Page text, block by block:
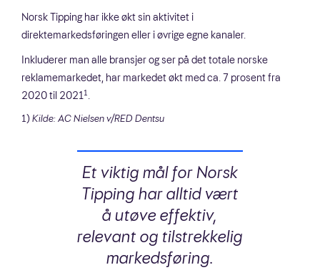
Norsk Tipping har ikke økt sin aktivitet i
direktemarkedsføringen eller i øvrige egne kanaler.
Inkluderer man alle bransjer og ser på det totale norske
reklamemarkedet, har markedet økt med ca. 7 prosent fra
2020 til 20211.
1)Kilde: AC Nielsen v/RED Dentsu
Et viktig mål for Norsk
Tipping har alltid vært
å utøve effektiv,
relevant og tilstrekkelig
markedsføring.